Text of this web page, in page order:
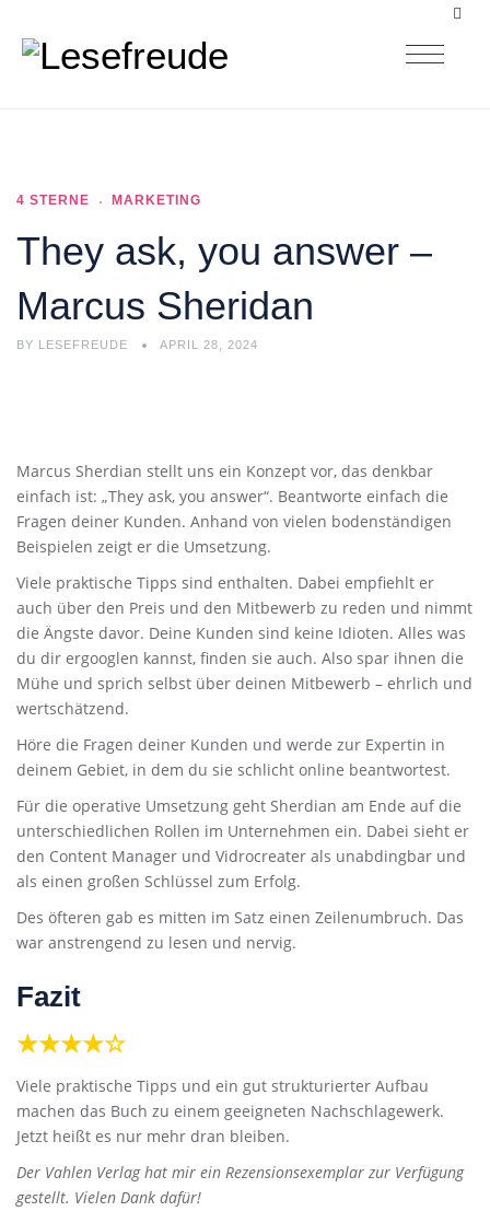
4 STERNE MARKETING
They ask, you answer –
Marcus Sheridan
BY LESEFREUDE APRIL 28, 2024
Marcus Sherdian stellt uns ein Konzept vor, das denkbar
einfach ist: „They ask, you answer“. Beantworte einfach die
Fragen deiner Kunden. Anhand von vielen bodenständigen
Beispielen zeigt er die Umsetzung.
Viele praktische Tipps sind enthalten. Dabei empfiehlt er
auch über den Preis und den Mitbewerb zu reden und nimmt
die Ängste davor. Deine Kunden sind keine Idioten. Alles was
du dir ergooglen kannst, finden sie auch. Also spar ihnen die
Mühe und sprich selbst über deinen Mitbewerb – ehrlich und
wertschätzend.
Höre die Fragen deiner Kunden und werde zur Expertin in
deinem Gebiet, in dem du sie schlicht online beantwortest.
Für die operative Umsetzung geht Sherdian am Ende auf die
unterschiedlichen Rollen im Unternehmen ein. Dabei sieht er
den Content Manager und Vidrocreater als unabdingbar und
als einen großen Schlüssel zum Erfolg.
Des öfteren gab es mitten im Satz einen Zeilenumbruch. Das
war anstrengend zu lesen und nervig.
Fazit
★★★★☆
Viele praktische Tipps und ein gut strukturierter Aufbau
machen das Buch zu einem geeigneten Nachschlagewerk.
Jetzt heißt es nur mehr dran bleiben.
Der Vahlen Verlag hat mir ein Rezensionsexemplar zur Verfügung
gestellt. Vielen Dank dafür!